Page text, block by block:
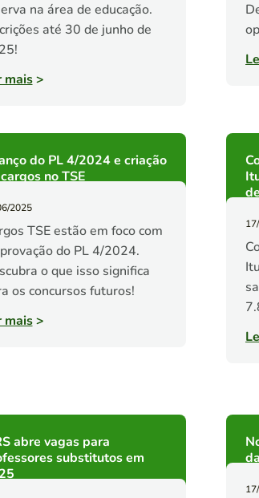
na área de educação.
até 30 de junho de
mais>
do PL 4/2024 e criação
no TSE
2025
TSE estão em foco com
do PL 4/2024.
o que isso significa
os concursos futuros!
mais>
abre vagas para
substitutos em